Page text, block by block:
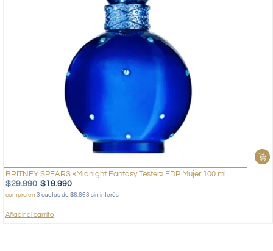
BRITNEY SPEARS «Midnight Fantasy Tester» EDP Mujer 100 ml
$29.990 $19.990
compra en 3 cuotas de $6.663 sin interés
Añadir al carrito